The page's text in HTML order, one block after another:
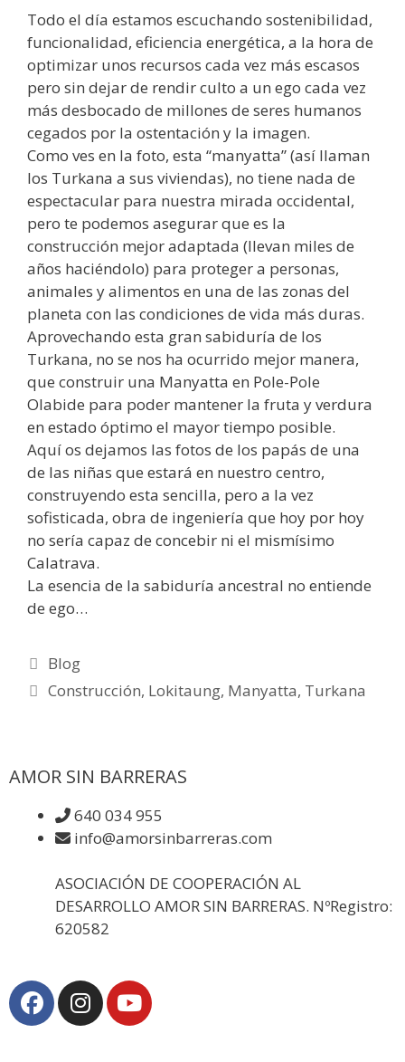
Todo el día estamos escuchando sostenibilidad,
funcionalidad, eficiencia energética, a la hora de
optimizar unos recursos cada vez más escasos
pero sin dejar de rendir culto a un ego cada vez
más desbocado de millones de seres humanos
cegados por la ostentación y la imagen.
Como ves en la foto, esta “manyatta” (así llaman
los Turkana a sus viviendas), no tiene nada de
espectacular para nuestra mirada occidental,
pero te podemos asegurar que es la
construcción mejor adaptada (llevan miles de
años haciéndolo) para proteger a personas,
animales y alimentos en una de las zonas del
planeta con las condiciones de vida más duras.
Aprovechando esta gran sabiduría de los
Turkana, no se nos ha ocurrido mejor manera,
que construir una Manyatta en Pole-Pole
Olabide para poder mantener la fruta y verdura
en estado óptimo el mayor tiempo posible.
Aquí os dejamos las fotos de los papás de una
de las niñas que estará en nuestro centro,
construyendo esta sencilla, pero a la vez
sofisticada, obra de ingeniería que hoy por hoy
no sería capaz de concebir ni el mismísimo
Calatrava.
La esencia de la sabiduría ancestral no entiende
de ego…
Blog
Construcción, Lokitaung, Manyatta, Turkana
AMOR SIN BARRERAS
640 034 955
info@amorsinbarreras.com
ASOCIACIÓN DE COOPERACIÓN AL
DESARROLLO AMOR SIN BARRERAS. NºRegistro:
620582